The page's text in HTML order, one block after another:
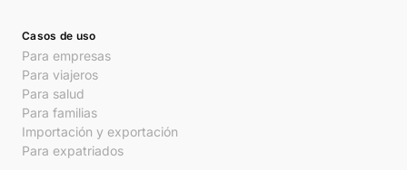
Casos de uso
Para empresas
Para viajeros
Para salud
Para familias
Importación y exportación
Para expatriados